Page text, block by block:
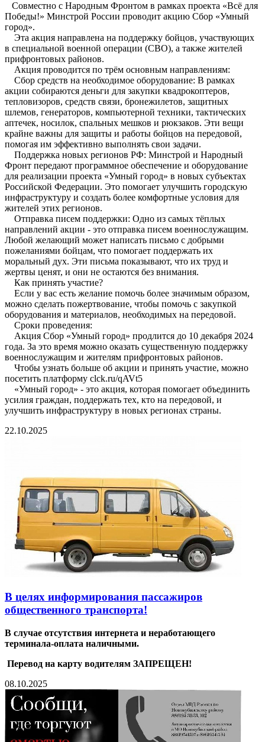
Совместно с Народным Фронтом в рамках проекта «Всё для
Победы!» Минстрой России проводит акцию Сбор «Умный
город».
Эта акция направлена на поддержку бойцов, участвующих
в специальной военной операции (СВО), а также жителей
прифронтовых районов.
Акция проводится по трём основным направлениям:
Сбор средств на необходимое оборудование: В рамках
акции собираются деньги для закупки квадрокоптеров,
тепловизоров, средств связи, бронежилетов, защитных
шлемов, генераторов, компьютерной техники, тактических
аптечек, носилок, спальных мешков и рюкзаков. Эти вещи
крайне важны для защиты и работы бойцов на передовой,
помогая им эффективно выполнять свои задачи.
Поддержка новых регионов РФ: Минстрой и Народный
Фронт передают программное обеспечение и оборудование
для реализации проекта «Умный город» в новых субъектах
Российской Федерации. Это помогает улучшить городскую
инфраструктуру и создать более комфортные условия для
жителей этих регионов.
Отправка писем поддержки: Одно из самых тёплых
направлений акции - это отправка писем военнослужащим.
Любой желающий может написать письмо с добрыми
пожеланиями бойцам, что помогает поддержать их
моральный дух. Эти письма показывают, что их труд и
жертвы ценят, и они не остаются без внимания.
Как принять участие?
Если у вас есть желание помочь более значимым образом,
можно сделать пожертвование, чтобы помочь с закупкой
оборудования и материалов, необходимых на передовой.
Сроки проведения:
Акция Сбор «Умный город» продлится до 10 декабря 2024
года. За это время можно оказать существенную поддержку
военнослужащим и жителям прифронтовых районов.
Чтобы узнать больше об акции и принять участие, можно
посетить платформу clck.ru/qAVt5
«Умный город» - это акция, которая помогает объединить
усилия граждан, поддержать тех, кто на передовой, и
улучшить инфраструктуру в новых регионах страны.
22.10.2025
В целях информирования пассажиров
общественного транспорта!
В случае отсутствия интернета и неработающего
терминала-оплата наличными.
Перевод на карту водителям ЗАПРЕЩЕН!
08.10.2025